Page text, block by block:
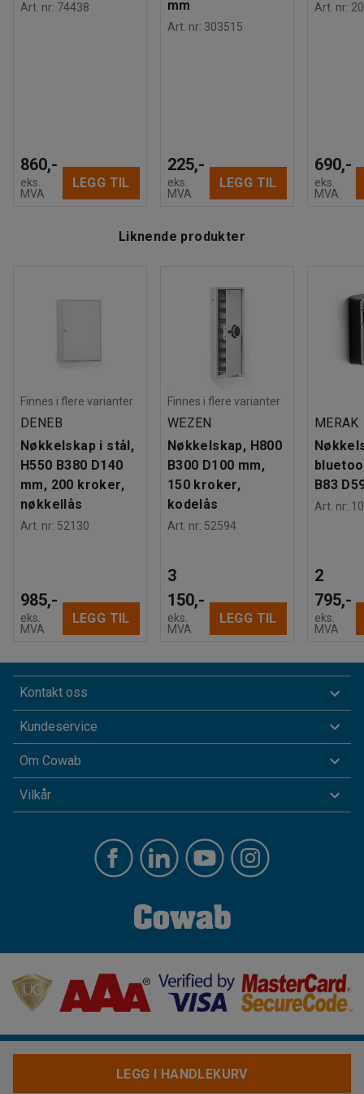
Art. nr: 74438
860,-
eks.
MVA
LEGG TIL
mm
Art. nr: 303515
225,-
eks.
MVA
LEGG TIL
Art. nr:
690,-
eks.
MVA
Liknende produkter
Finnes i flere varianter
DENEB
Nøkkelskap i stål,
H550 B380 D140
mm, 200 kroker,
nøkkellås
Art. nr: 52130
985,-
eks.
MVA
LEGG TIL
Finnes i flere varianter
WEZEN
Nøkkelskap, H800
B300 D100 mm,
150 kroker,
kodelås
Art. nr: 52594
3
150,-
eks.
MVA
LEGG TIL
MERAK
B83
Art. nr:
2
795,-
eks.
MVA
Kontakt oss
Kundeservice
Om Cowab
Vilkår
LEGG I HANDLEKURV